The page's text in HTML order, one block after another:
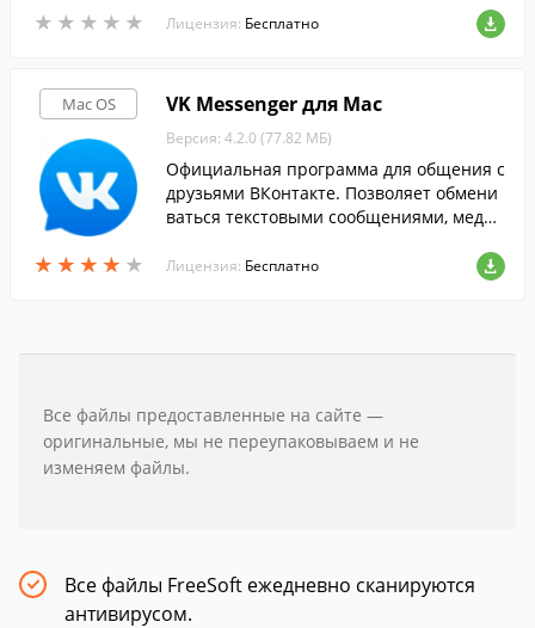
★ ★ ★ ★ ★
★ ★ ★ ★ ★ Лицензия: Бесплатно
Mac OS
★ ★ ★ ★ ★
★ ★ ★ ★ ★
VK Messenger для Mac
Версия: 4.2.0 (77.82 МБ)
Официальная программа для общения с
друзьями ВКонтакте. Позволяет обмени
ваться текстовыми сообщениями, медиа
и групповых чатах, вне браузера.
Лицензия: Бесплатно
Все файлы предоставленные на сайте —
оригинальные, мы не переупаковываем и не
изменяем файлы.
Все файлы FreeSoft ежедневно сканируются
антивирусом.